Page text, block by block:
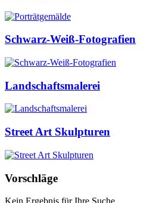
Schwarz-Weiß-Fotografien
Landschaftsmalerei
Street Art Skulpturen
Vorschläge